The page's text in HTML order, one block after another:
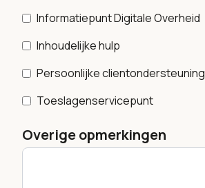
Informatiepunt Digitale Overheid
Inhoudelijke hulp
Persoonlijke clientondersteuning
Toeslagenservicepunt
Overige opmerkingen